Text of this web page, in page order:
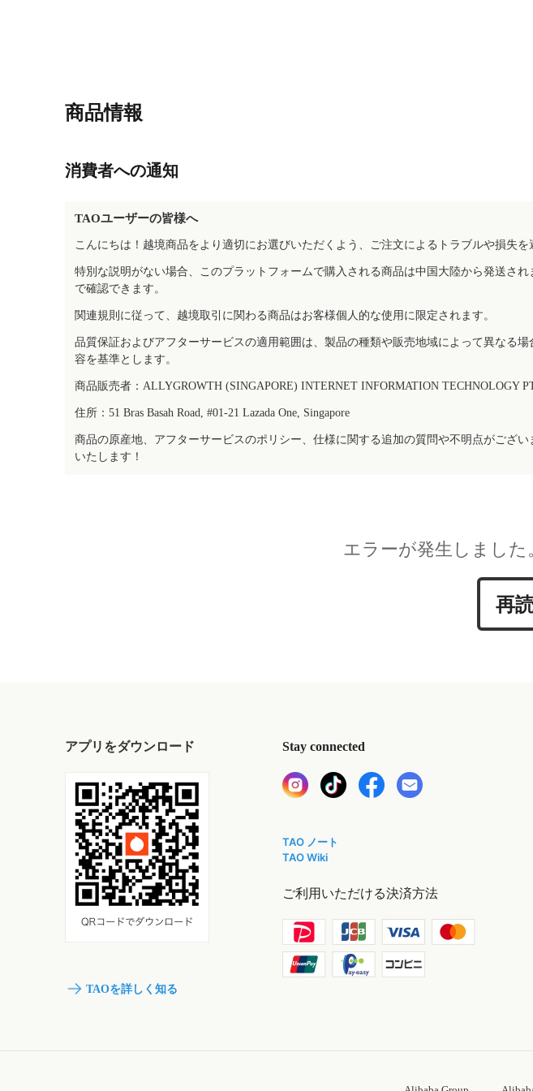
商品情報
消費者への通知
TAOユーザーの皆様へ
こんにちは！越境商品をより適切にお選びいただくよう、ご注文によるトラブルや損失
特別な説明がない場合、このプラットフォームで購入される商品は中国大陸から発送さ
で確認できます。
関連規則に従って、越境取引に関わる商品はお客様個人的な使用に限定されます。
品質保証およびアフターサービスの適用範囲は、製品の種類や販売地域によって異なる
容を基準とします。
商品販売者：ALLYGROWTH (SINGAPORE) INTERNET INFORMATION TECHNOLOGY
住所：51 Bras Basah Road, #01-21 Lazada One, Singapore
商品の原産地、アフターサービスのポリシー、仕様に関する追加の質問や不明点がござ
いたします！
エラーが発生しまし
再
アプリをダウンロード
TAOを詳しく知る
Stay connected
TAO ノート
TAO Wiki
ご利用いただける決済方法